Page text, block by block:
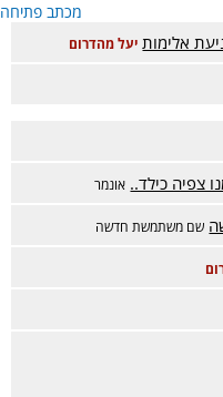
מכתב פתיחה
אלימות יעל מהדרום
צפיה כילד.. אונמר
שם משתמשת חדשה